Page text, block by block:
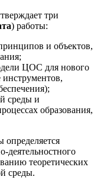
три
) работы:
и объектов,
ЦОС для нового
инструментов,
среды и
образования,
определяется
деятельностного
теоретических
среды.